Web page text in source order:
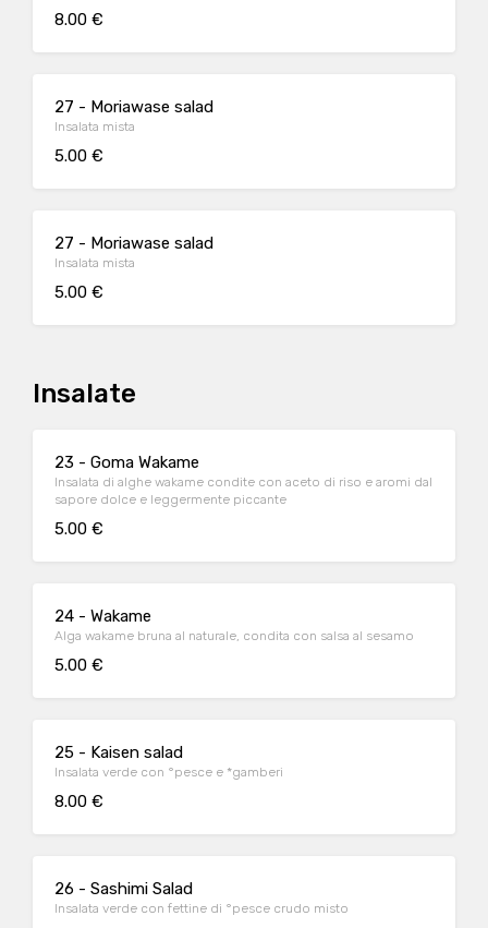
8.00 €
27 - Moriawase salad
Insalata mista
5.00 €
27 - Moriawase salad
Insalata mista
5.00 €
Insalate
23 - Goma Wakame
Insalata di alghe wakame condite con aceto di riso e aromi dal
sapore dolce e leggermente piccante
5.00 €
24 - Wakame
Alga wakame bruna al naturale, condita con salsa al sesamo
5.00 €
25 - Kaisen salad
Insalata verde con °pesce e *gamberi
8.00 €
26 - Sashimi Salad
Insalata verde con fettine di °pesce crudo misto